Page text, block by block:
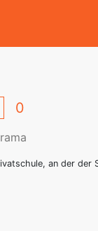
0
an der der